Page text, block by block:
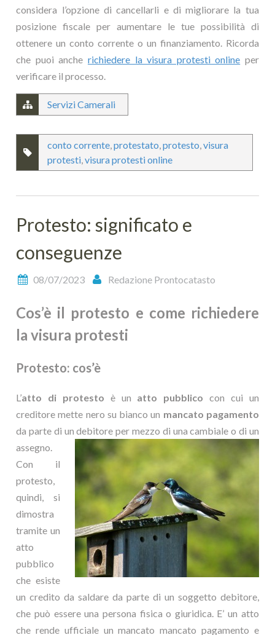
considera l’opzione di cancellarli e di migliorare la tua
posizione fiscale per aumentare le tue possibilità di
ottenere un conto corrente o un finanziamento. Ricorda
che puoi anche richiedere la visura protesti online per
verificare il processo.
Servizi Camerali
conto corrente,protestato,protesto,visura
protesti,visura protesti online
Protesto: significato e
conseguenze
08/07/2023 Redazione Prontocatasto
Cos’è il protesto e come richiedere
la visura protesti
Protesto: cos’è
L’atto di protesto è un atto pubblico con cui un
creditore mette nero su bianco un mancato pagamento
da parte di un debitore per mezzo di una cambiale o di un
assegno.
Con il
protesto,
quindi, si
dimostra
tramite un
atto
pubblico
che esiste
un credito da saldare da parte di un soggetto debitore,
che può essere una persona fisica o giuridica. E’ un atto
che rende ufficiale un mancato mancato pagamento e